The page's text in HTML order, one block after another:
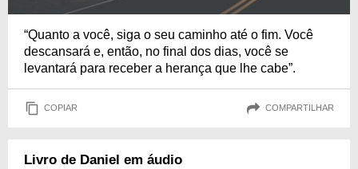
“Quanto a você, siga o seu caminho até o fim. Você
descansará e, então, no final dos dias, você se
levantará para receber a herança que lhe cabe”.
COPIAR COMPARTILHAR
Livro de Daniel em áudio